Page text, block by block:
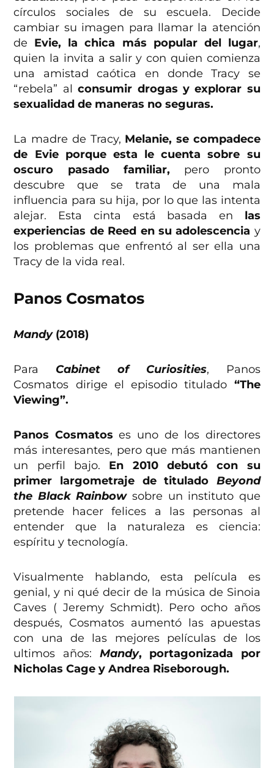
círculos sociales de su escuela. Decide
cambiar su imagen para llamar la atención
de Evie, la chica más popular del lugar,
quien la invita a salir y con quien comienza
una amistad caótica en donde Tracy se
“rebela” alconsumir drogas y explorar su
sexualidad de maneras no seguras.
La madre de Tracy, Melanie, se compadece
de Evie porque esta le cuenta sobre su
oscuro pasado familiar, pero pronto
descubre que se trata de una mala
influencia para su hija, por lo que las intenta
alejar. Esta cinta está basada en las
experiencias de Reed en su adolescencia y
los problemas que enfrentó al ser ella una
Tracy de la vida real.
Panos Cosmatos
Mandy(2018)
Para Cabinet of Curiosities, Panos
Cosmatos dirige el episodio titulado “The
Viewing”.
Panos Cosmatos es uno de los directores
más interesantes, pero que más mantienen
un perfil bajo. En 2010 debutó con su
primer largometraje de titulado Beyond
the Black Rainbow sobre un instituto que
pretende hacer felices a las personas al
entender que la naturaleza es ciencia:
espíritu y tecnología.
Visualmente hablando, esta película es
genial, y ni qué decir de la música de Sinoia
Caves ( Jeremy Schmidt). Pero ocho años
después, Cosmatos aumentó las apuestas
con una de las mejores películas de los
ultimos años: Mandy, portagonizada por
Nicholas Cage y Andrea Riseborough.